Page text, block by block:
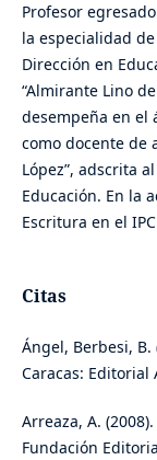
Profesor
la especialidad
Dirección en
“Almirante Lino
desempeña en el
como docente de
López”, adscrita
Educación. En la
Escritura en el
Citas
Ángel, Berbesi,
Caracas: Editorial
Arreaza, A.
Fundación